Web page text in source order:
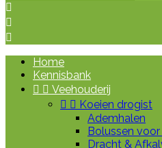



Home
Kennisbank
  Veehouderij
  Koeien drogist
Ademhalen
Bolussen
Dracht &